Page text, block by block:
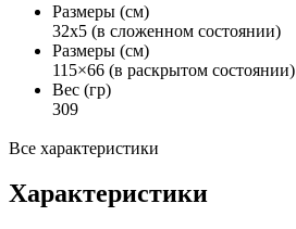
Размеры (см)
32x5 (в сложенном состоянии)
Размеры (см)
115×66 (в раскрытом состоянии)
Вес (гр)
309
Все характеристики
Характеристики